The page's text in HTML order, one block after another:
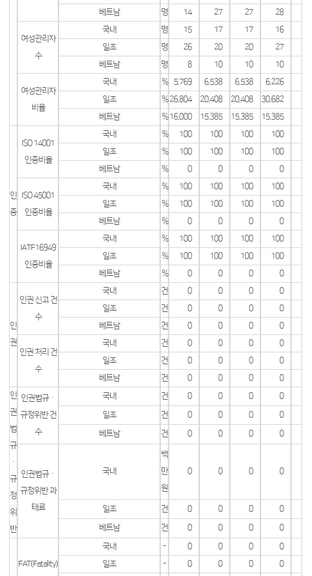
베트남
명 14 27 27 28
여성관리자
수
국내 명 15 17 17
16
일조
명 26 20 20
27
베트남
명 8 10 10 10
여성관리자
비율
국내 % 5.769 6.538 6.538
6.226
일조
% 26.804 20.408 20.408
30.682
베트남
% 16.000 15.385 15.385 15.385
인
증
ISO 14001
인증비율
국내 % 100 100 100
100
일조
% 100 100 100
100
베트남
% 0 0 0 0
ISO 45001
인증비율
국내 % 100 100 100
100
일조
% 100 100 100
100
베트남
% 0 0 0 0
IATF16949
인증비율
국내 % 100 100 100
100
일조
% 100 100 100
100
베트남
% 0 0 0 0
인
권
인권 신고 건
수
국내 건 0 0 0
0
일조
건 0 0 0
0
베트남
건 0 0 0 0
인권 처리 건
수
국내 건 0 0 0
0
일조
건 0 0 0
0
베트남
건 0 0 0
0
인
권
법
규
ㆍ
규
정
위
반
인권법규ㆍ
규정위반 건
수
국내 건 0 0 0 0
일조 건 0 0 0 0
베트남 건 0 0 0 0
인권법규ㆍ
규정위반 과
태료
국내
백
만
원
0 0 0 0
일조 건 0 0 0 0
베트남 건 0 0 0 0
FAT(Fatality)
국내 - 0 0 0
0
일조
- 0 0 0
0